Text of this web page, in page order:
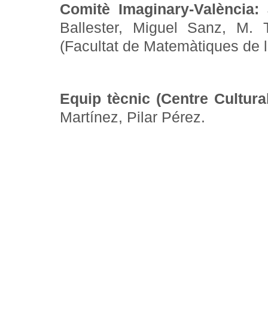
Comitè Imaginary-València:
Ballester, Miguel Sanz, M.
(Facultat de Matemàtiques de
Equip tècnic (Centre
Martínez, Pilar Pérez.